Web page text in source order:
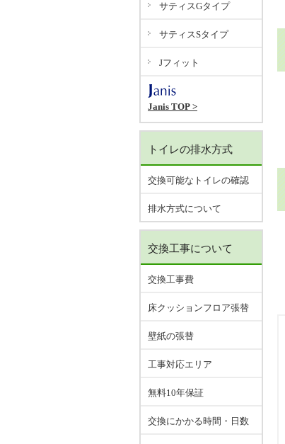
サティスGタイプ
サティスSタイプ
Jフィット
Janis TOP >
トイレの排水方式
交換可能なトイレの確認
排水方式について
交換工事について
交換工事費
床クッションフロア張替
壁紙の張替
工事対応エリア
無料10年保証
交換にかかる時間・日数